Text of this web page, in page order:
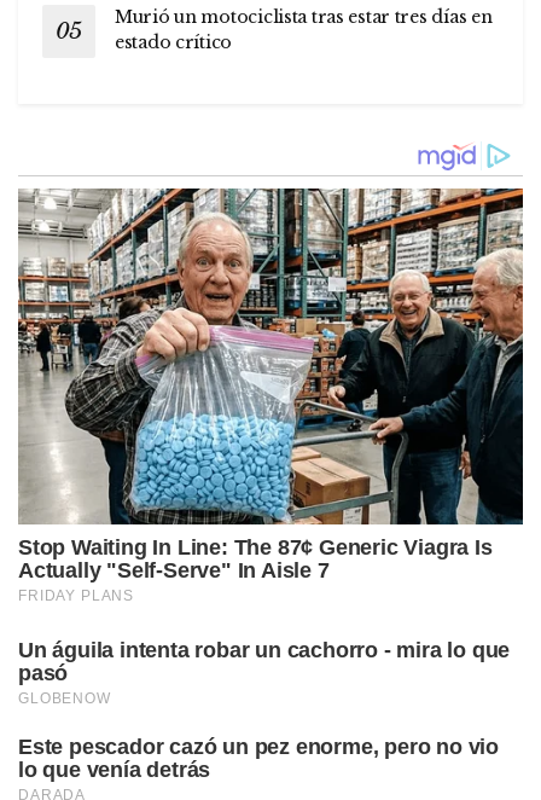
Murió un motociclista tras estar tres días en
estado crítico